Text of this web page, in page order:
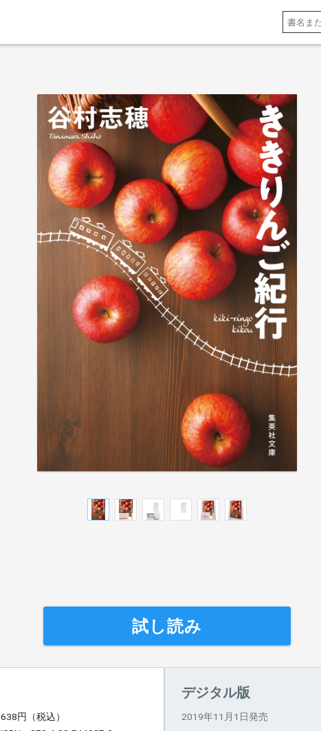
試し読み
638円（税込）
デジタル版
2019年11月1日発売